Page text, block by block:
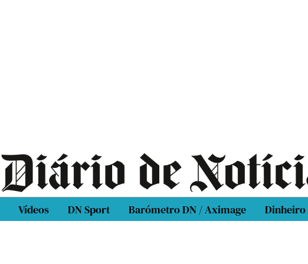
Vídeos DN Sport Barómetro DN / Aximage Dinheiro